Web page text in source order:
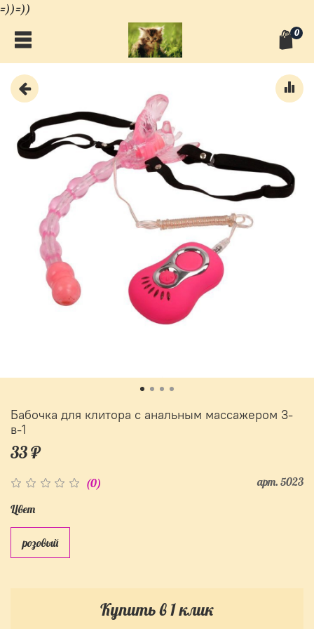
=))=))
0
(0) арт. 5023
Бабочка для клитора с анальным массажером 3-
в-1
33 ₽
Купить в 1 клик
Цвет
розовый